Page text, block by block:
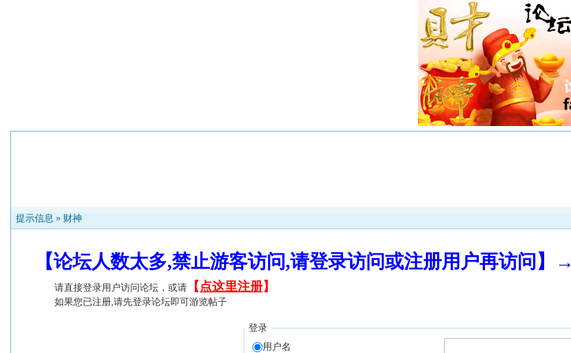
提示信息 » 财神
【论坛人数太多,禁止游客访问,请登录访问或注册用户再访问】→
请直接登录用户访问论坛，或请 【 点这里注册】
如果您已注册,请先登录论坛即可游览帖子
登录
用户名